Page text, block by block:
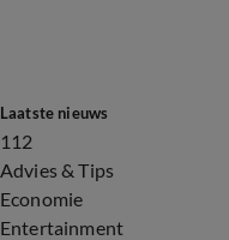
Laatste nieuws
112
Advies & Tips
Economie
Entertainment